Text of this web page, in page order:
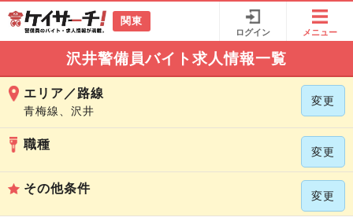
関東
ログイン メニュー
沢井警備員バイト求人情報一覧
エリア／路線
青梅線、沢井
変更
職種
変更
その他条件
変更